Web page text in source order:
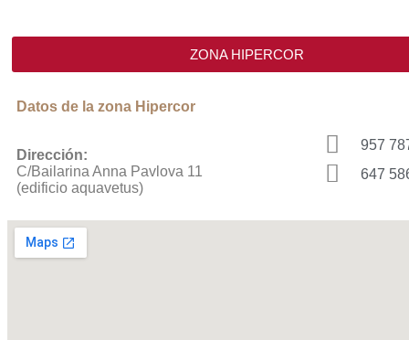
ZONA HIPERCOR
Datos de la zona Hipercor
Dirección:
C/Bailarina Anna Pavlova 11
(edificio aquavetus)
957
647